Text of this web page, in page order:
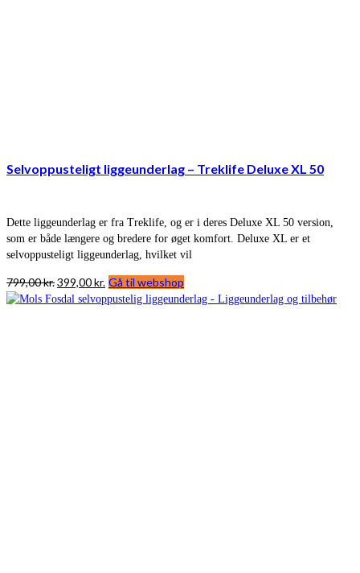
Selvoppusteligt liggeunderlag – Treklife Deluxe XL 50
Dette liggeunderlag er fra Treklife, og er i deres Deluxe XL 50 version,
som er både længere og bredere for øget komfort. Deluxe XL er et
selvoppusteligt liggeunderlag, hvilket vil
799,00kr.Den
oprindelige
399,00kr. Den
aktuelle
Gå til webshop